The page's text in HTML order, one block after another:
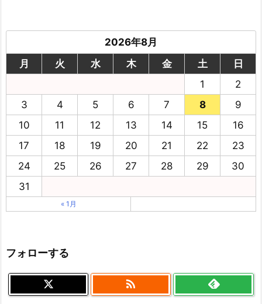
2026年8月
月
火 水 木 金 土
日
1
2
3
4 5 6 7 8
9
10
11 12 13 14 15
16
17
18 19 20 21 22
23
24
25 26 27 28 29
30
31
« 1月
フォローする
